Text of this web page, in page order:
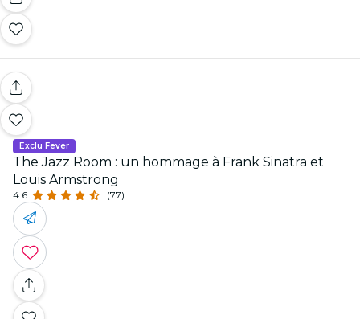
Exclu Fever
The Jazz Room : un hommage à Frank Sinatra et
Louis Armstrong
4.6 (77)